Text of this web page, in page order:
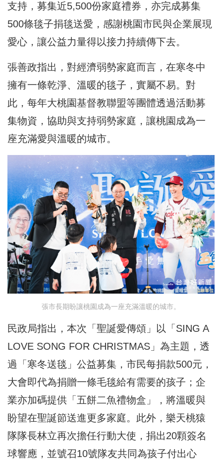
支持，募集近5,500份家庭禮券，亦完成募集
500條毯子捐毯送愛，感謝桃園市民與企業展現
愛心，讓公益力量得以接力持續傳下去。
張善政指出，對經濟弱勢家庭而言，在寒冬中
擁有一條乾淨、溫暖的毯子，實屬不易。對
此，每年大桃園基督教聯盟等團體透過活動募
集物資，協助與支持弱勢家庭，讓桃園成為一
座充滿愛與溫暖的城市。
張市長期盼讓桃園成為一座充滿溫暖的城市。
民政局指出，本次「聖誕愛傳頌」以「SING A
LOVE SONG FOR CHRISTMAS」為主題，透
過「寒冬送毯」公益募集，市民每捐款500元，
大會即代為捐贈一條毛毯給有需要的孩子；企
業亦加碼提供「五餅二魚禮物盒」，將溫暖與
盼望在聖誕節送進更多家庭。此外，樂天桃猿
隊隊長林立再次擔任行動大使，捐出20顆簽名
球響應，並號召10號隊友共同為孩子付出心